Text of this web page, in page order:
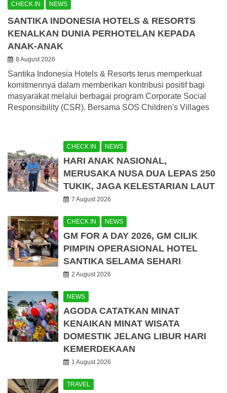
CHECK IN NEWS
SANTIKA INDONESIA HOTELS & RESORTS
KENALKAN DUNIA PERHOTELAN KEPADA
ANAK-ANAK
8 August 2026
Santika Indonesia Hotels & Resorts terus memperkuat
komitmennya dalam memberikan kontribusi positif bagi
masyarakat melalui berbagai program Corporate Social
Responsibility (CSR). Bersama SOS Children's Villages
CHECK IN NEWS
HARI ANAK NASIONAL,
MERUSAKA NUSA DUA LEPAS 250
TUKIK, JAGA KELESTARIAN LAUT
7 August 2026
CHECK IN NEWS
GM FOR A DAY 2026, GM CILIK
PIMPIN OPERASIONAL HOTEL
SANTIKA SELAMA SEHARI
2 August 2026
NEWS
AGODA CATATKAN MINAT
KENAIKAN MINAT WISATA
DOMESTIK JELANG LIBUR HARI
KEMERDEKAAN
1 August 2026
TRAVEL